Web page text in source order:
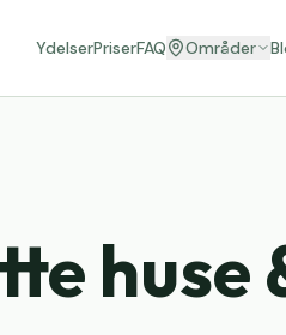
YdelserPriserFAQ Områder
huse